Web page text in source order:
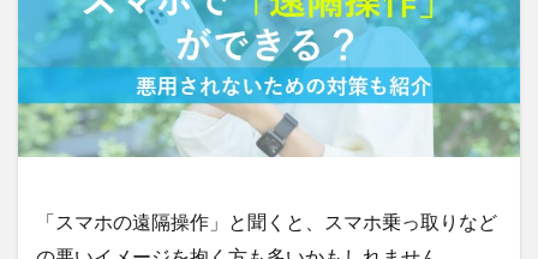
「スマホの遠隔操作」と聞くと、スマホ乗っ取りなど